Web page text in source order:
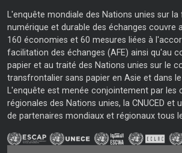
L'enquête mondiale des Nations unies sur
numérique et durable des échanges couvre
160 économies et 60 mesures liées à
facilitation des échanges (AFE) ainsi qu'au
papier et au traité des Nations unies sur le
transfrontalier sans papier en Asie et dans
L'enquête est menée conjointement par les
régionales des Nations unies, la CNUCED et
de partenaires mondiaux et régionaux tous